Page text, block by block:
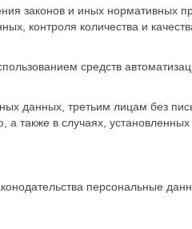
законов и иных нормативных
контроля количества и
средств
данных, третьим лицам без
также в случаях,
персональные